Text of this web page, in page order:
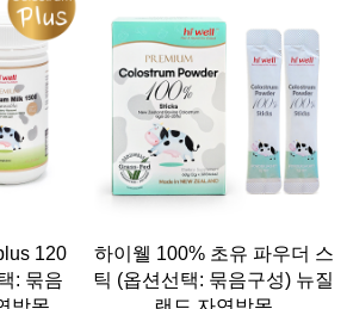
120
: 묶음
하이웰 100% 초유 파우더 스
틱 (옵션선택: 묶음구성) 뉴질